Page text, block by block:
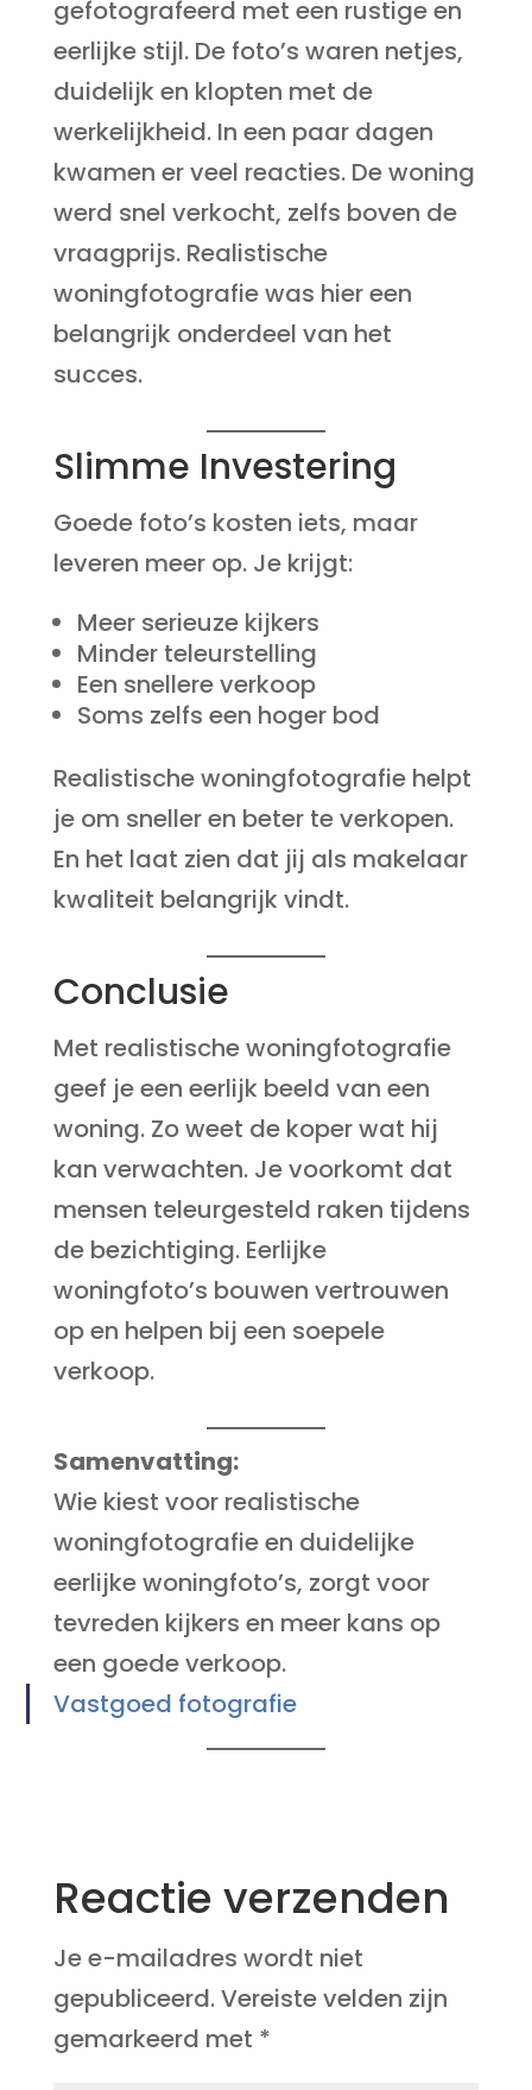
gefotografeerd met een rustige en
eerlijke stijl. De foto’s waren netjes,
duidelijk en klopten met de
werkelijkheid. In een paar dagen
kwamen er veel reacties. De woning
werd snel verkocht, zelfs boven de
vraagprijs. Realistische
woningfotografie was hier een
belangrijk onderdeel van het
succes.
Slimme Investering
Goede foto’s kosten iets, maar
leveren meer op. Je krijgt:
Meer serieuze kijkers
Minder teleurstelling
Een snellere verkoop
Soms zelfs een hoger bod
Realistische woningfotografie helpt
je om sneller en beter te verkopen.
En het laat zien dat jij als makelaar
kwaliteit belangrijk vindt.
Conclusie
Met realistische woningfotografie
geef je een eerlijk beeld van een
woning. Zo weet de koper wat hij
kan verwachten. Je voorkomt dat
mensen teleurgesteld raken tijdens
de bezichtiging. Eerlijke
woningfoto’s bouwen vertrouwen
op en helpen bij een soepele
verkoop.
Samenvatting:
Wie kiest voor realistische
woningfotografie en duidelijke
eerlijke woningfoto’s, zorgt voor
tevreden kijkers en meer kans op
een goede verkoop.
Vastgoed fotografie
Reactie verzenden
Je e-mailadres wordt niet
gepubliceerd.Vereiste velden zijn
gemarkeerd met *